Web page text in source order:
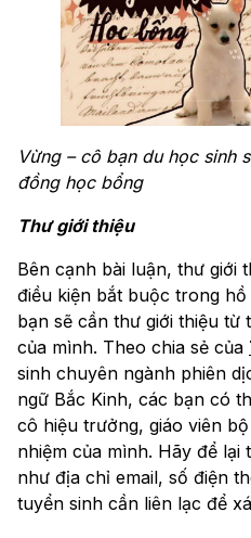
Vừng – cô bạn du học sinh
đồng học bổng
Thư giới thiệu
Bên cạnh bài luận, thư giới
điều kiện bắt buộc trong
bạn sẽ cần thư giới thiệu từ
của mình. Theo chia sẻ của
sinh chuyên ngành phiên
ngữ Bắc Kinh, các bạn có
cô hiệu trưởng, giáo viên
nhiệm của mình. Hãy để
như địa chỉ email, số điện
tuyển sinh cần liên lạc để